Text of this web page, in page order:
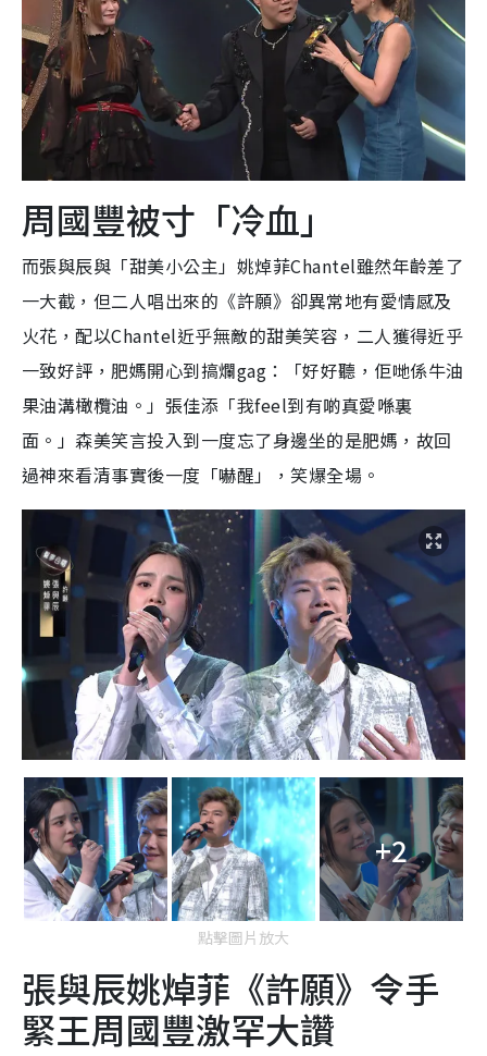
周國豐被寸「冷血」
而張與辰與「甜美小公主」姚焯菲Chantel雖然年齡差了
一大截，但二人唱出來的《許願》卻異常地有愛情感及
火花，配以Chantel近乎無敵的甜美笑容，二人獲得近乎
一致好評，肥媽開心到搞爛gag：「好好聽，佢哋係牛油
果油溝橄欖油。」張佳添「我feel到有啲真愛喺裏
面。」森美笑言投入到一度忘了身邊坐的是肥媽，故回
過神來看清事實後一度「嚇醒」，笑爆全場。
+2
點擊圖片放大
張與辰姚焯菲《許願》令手
緊王周國豐激罕大讚